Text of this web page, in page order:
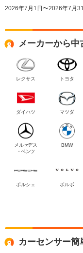
2026年7月1日〜2026年7月
メーカーから中
レクサス トヨタ
ダイハツ マツダ
メルセデス
・ベンツ
BMW
ポルシェ ボルボ
カーセンサー